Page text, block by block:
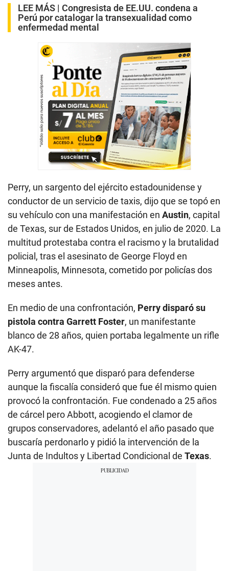
LEE MÁS | Congresista de EE.UU. condena a
Perú por catalogar la transexualidad como
enfermedad mental
Perry, un sargento del ejército estadounidense y
conductor de un servicio de taxis, dijo que se topó en
su vehículo con una manifestación en Austin, capital
de Texas, sur de Estados Unidos, en julio de 2020. La
multitud protestaba contra el racismo y la brutalidad
policial, tras el asesinato de George Floyd en
Minneapolis, Minnesota, cometido por policías dos
meses antes.
En medio de una confrontación, Perry disparó su
pistola contra Garrett Foster, un manifestante
blanco de 28 años, quien portaba legalmente un rifle
AK-47.
Perry argumentó que disparó para defenderse
aunque la fiscalía consideró que fue él mismo quien
provocó la confrontación. Fue condenado a 25 años
de cárcel pero Abbott, acogiendo el clamor de
grupos conservadores, adelantó el año pasado que
buscaría perdonarlo y pidió la intervención de la
Junta de Indultos y Libertad Condicional de Texas.